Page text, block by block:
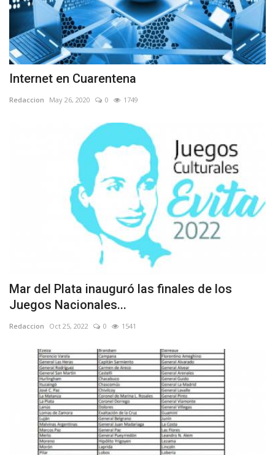
Internet en Cuarentena
Redaccion May 26, 2020 0 1749
Mar del Plata inauguró las finales de los
Juegos Nacionales...
Redaccion Oct 25, 2022 0 1541